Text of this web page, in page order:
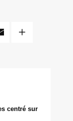
centré sur